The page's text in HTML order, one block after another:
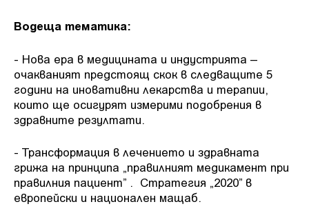
Водеща тематика:
- Нова ера в медицината и индустрията –
очакваният предстоящ скок в следващите 5
години на иновативни лекарства и терапии,
които ще осигурят измерими подобрения в
здравните резултати.
- Трансформация в лечението и здравната
грижа на принципа „правилният медикамент при
правилния пациент” . Стратегия „2020” в
европейски и национален мащаб.